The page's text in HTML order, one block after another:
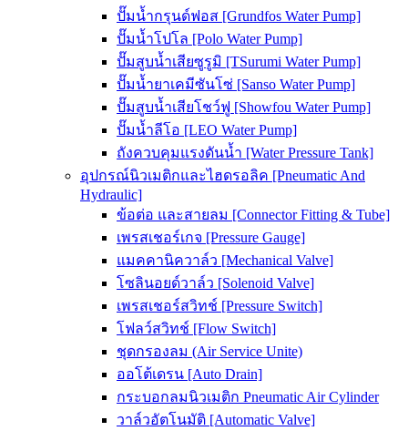
ปั๊มน้ำกรุนด์ฟอส [Grundfos Water Pump]
ปั๊มน้ำโปโล [Polo Water Pump]
ปั๊มสูบน้ำเสียซูรูมิ [TSurumi Water Pump]
ปั๊มน้ำยาเคมีซันโซ่ [Sanso Water Pump]
ปั๊มสูบน้ำเสียโชว์ฟู [Showfou Water Pump]
ปั๊มน้ำลีโอ [LEO Water Pump]
ถังควบคุมแรงดันน้ำ [Water Pressure Tank]
อุปกรณ์นิวเมติกและไฮดรอลิค [Pneumatic And
Hydraulic]
ข้อต่อ และสายลม [Connector Fitting & Tube]
เพรสเชอร์เกจ [Pressure Gauge]
แมคคานิควาล์ว [Mechanical Valve]
โซลินอยด์วาล์ว [Solenoid Valve]
เพรสเชอร์สวิทช์ [Pressure Switch]
โฟลว์สวิทช์ [Flow Switch]
ชุดกรองลม (Air Service Unite)
ออโต้เดรน [Auto Drain]
กระบอกลมนิวเมติก Pneumatic Air Cylinder
วาล์วอัตโนมัติ [Automatic Valve]